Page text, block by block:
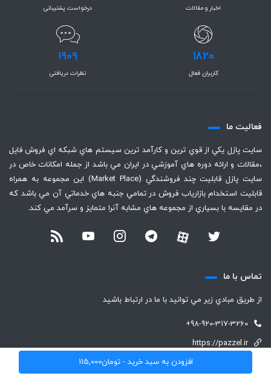
افزودن به سبد خرید -تومان115,000
اخبار و مقالات درخواست پشتیبانی
1820
کاربران فعال
1909
نظرات دریافتی
فعاليت ما
سايت پازل يكي از قوي ترين و كارآمد ترين سيستم هاي شبكه اي فروش فايل
،‌مقالات و ارائه دوره هاي آموزشي در ايران مي باشد از جمله امكانات خاص در
سايت پازل قابليت چند فروشندگي (Market Place) اين مجموعه به همراه
قابليت استخدام بازارياب فروش در تمامي جنبه هاي خدماتي آن مي باشد كه
در مقايسه با بسياري از مجموعه هاي مشابه آنرا متمايز و سرآمد مي كند.
تماس با ما
از طريق مبادي زير مي توانيد با ما در ارتباط باشيد
+98-920-317-3260
https://pazzel.ir
support (@) pazzel.ir